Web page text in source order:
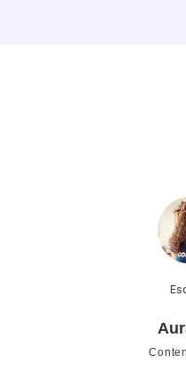
obtenidos de fuentes